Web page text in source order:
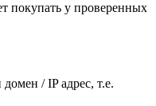
покупать у проверенных
/ IP адрес, т.е.